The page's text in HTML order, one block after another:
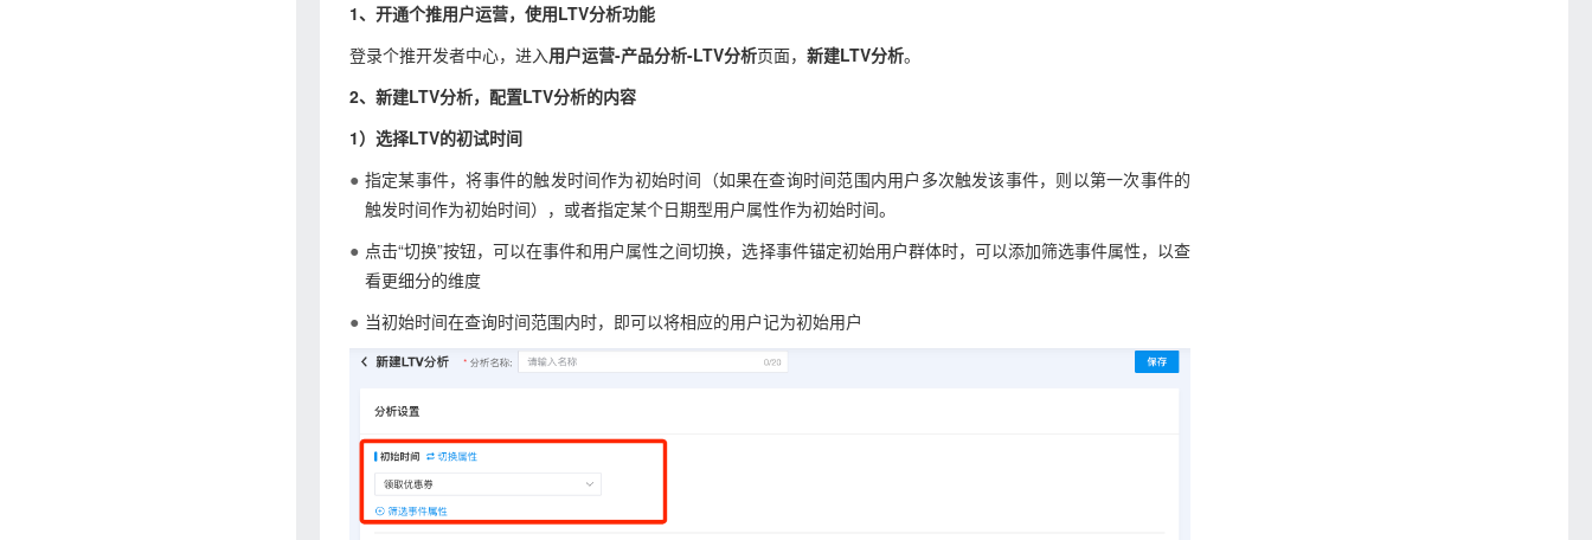
1、开通个推用户运营，使用LTV分析功能
登录个推开发者中心，进入用户运营-产品分析-LTV分析页面， 新建LTV分析。
2、新建LTV分析，配置LTV分析的内容
1）选择LTV的初试时间
指定某事件，将事件的触发时间作为初始时间（如果在查询时间范围内用户多次触发该事件，则以第一次事件的
触发时间作为初始时间），或者指定某个日期型用户属性作为初始时间。
点击“切换”按钮，可以在事件和用户属性之间切换，选择事件锚定初始用户群体时，可以添加筛选事件属性，以查
看更细分的维度
当初始时间在查询时间范围内时，即可以将相应的用户记为初始用户